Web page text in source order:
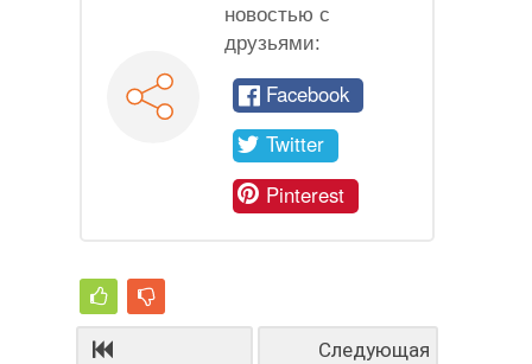
новостью с
друзьями:
Facebook
Twitter
Pinterest
Следующая